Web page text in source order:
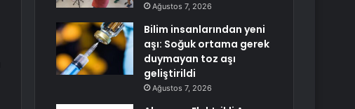
Ağustos 7, 2026
Bilim insanlarından yeni
aşı: Soğuk ortama gerek
duymayan toz aşı
geliştirildi
Ağustos 7, 2026